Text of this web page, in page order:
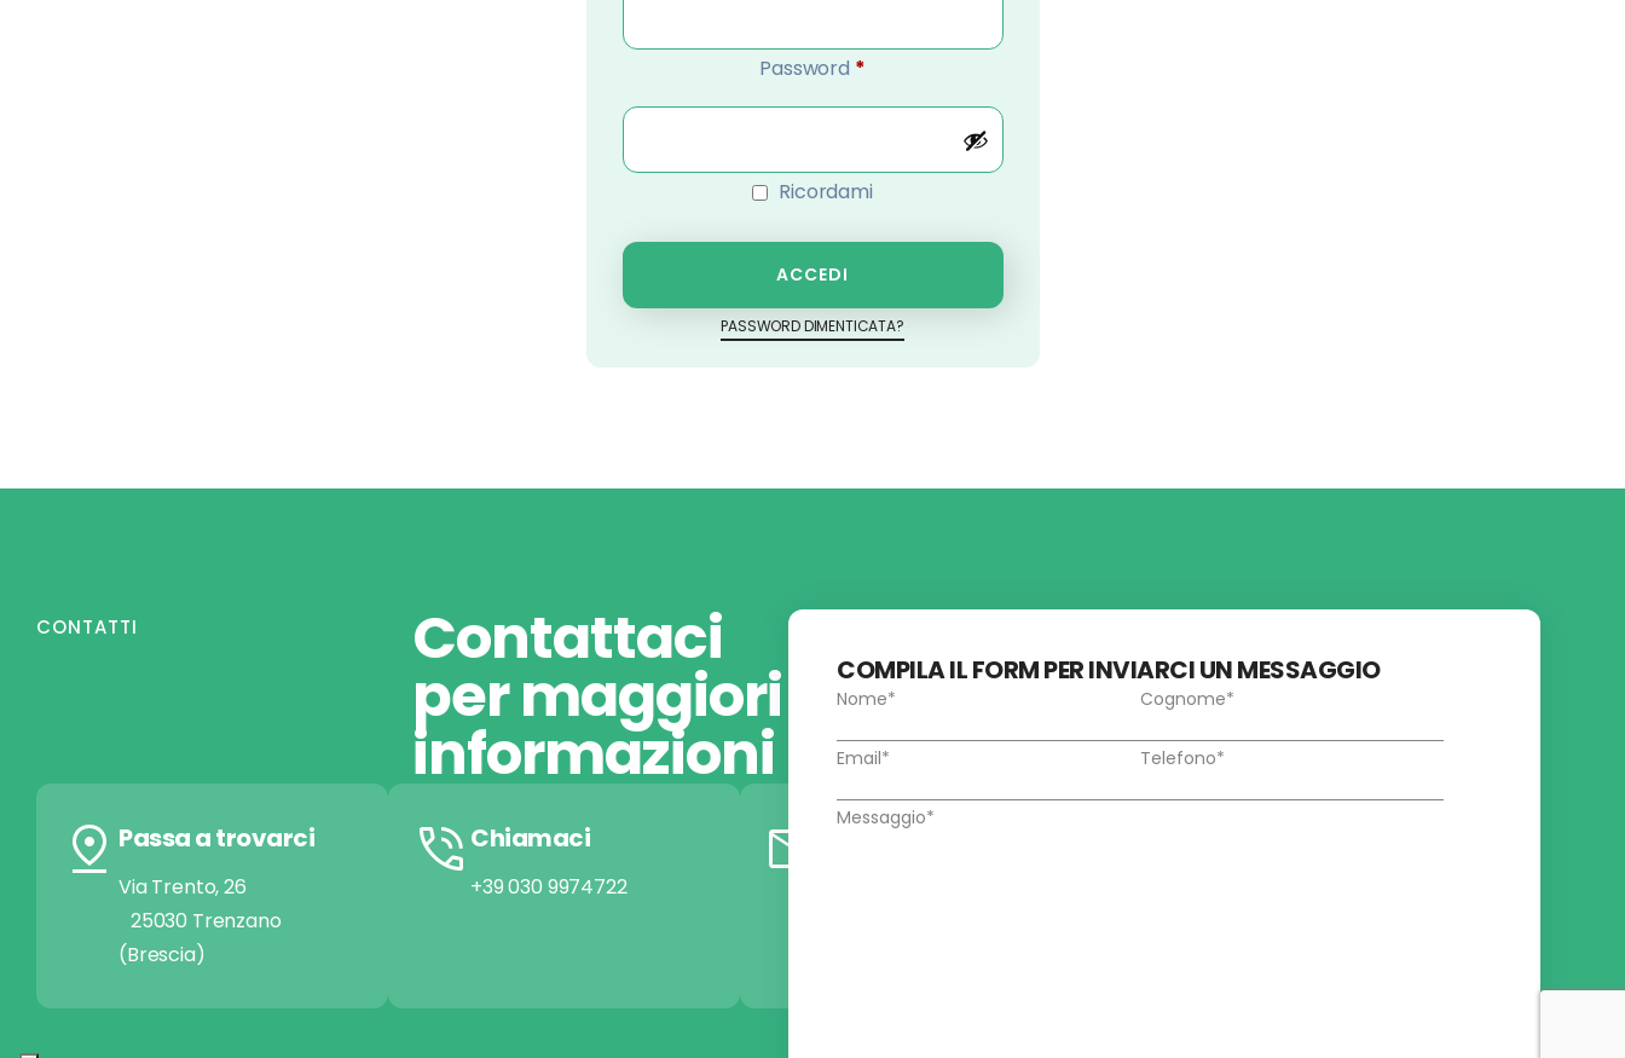
Password *
Ricordami
ACCEDI
PASSWORD DIMENTICATA?
CONTATTI Contattaci
per maggiori
informazioni
Passa a trovarci
Via Trento, 26
25030 Trenzano
(Brescia)
Chiamaci
+39 030 9974722
Scrivici una email
COMPILA IL FORM PER INVIARCI UN MESSAGGIO